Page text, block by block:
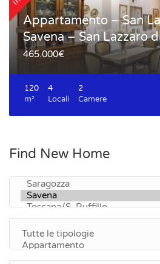
Appartamento – San
Savena – San Lazzaro
465.000€
120
m²
4
Locali
2
Camere
Find New Home